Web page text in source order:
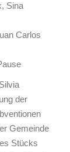
Sina
Carlos
der
Gemeinde
Stücks